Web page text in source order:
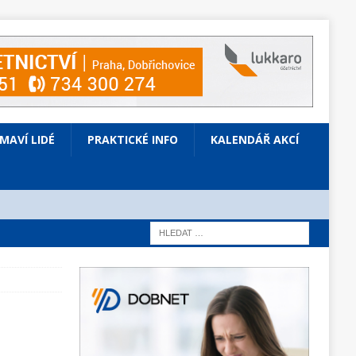
LIDÉ PRAKTICKÉ INFO KALENDÁŘ AKCÍ